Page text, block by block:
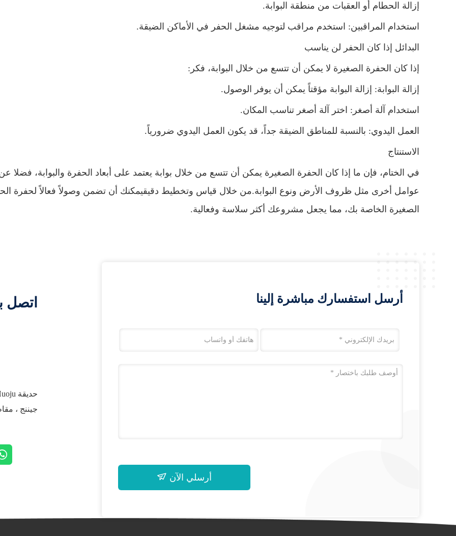
إزالة الحطام أو العقبات من منطقة البوابة.
استخدام المراقبين: استخدم مراقب لتوجيه مشغل الحفر في الأماكن الضيقة.
البدائل إذا كان الحفر لن يناسب
إذا كان الحفرة الصغيرة لا يمكن أن تتسع من خلال البوابة، فكر:
إزالة البوابة: إزالة البوابة مؤقتاً يمكن أن يوفر الوصول.
استخدام آلة أصغر: اختر آلة أصغر تناسب المكان.
العمل اليدوي: بالنسبة للمناطق الضيقة جداً، قد يكون العمل اليدوي ضرورياً.
الاستنتاج
في الختام، فإن ما إذا كان الحفرة الصغيرة يمكن أن تتسع من خلال بوابة يعتمد على أبعاد الحفرة والبوابة، فضلا
عوامل أخرى مثل ظروف الأرض ونوع البوابة.من خلال قياس وتخطيط دقيقيمكنك أن تضمن وصولاً فعالاً لحفرة
الصغيرة الخاصة بك، مما يجعل مشروعك أكثر سلاسة وفعالية.
اتصل
جيننج ،
أرسل استفسارك مباشرة إلينا
أرسلي الآن